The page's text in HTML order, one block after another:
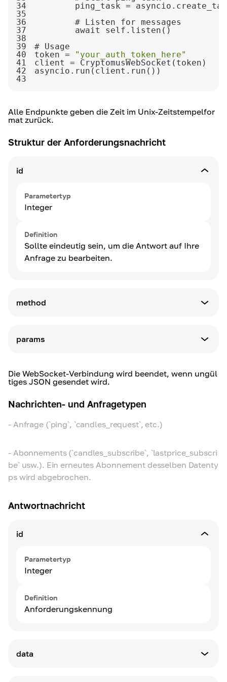
34
35
36
37
38
39
40
token =
"your_auth_token_here"
41
42
43
Alle Endpunkte geben die Zeit im Unix-Zeitstempelfor
mat zurück.
Struktur der Anforderungsnachricht
id
Parametertyp
Integer
Definition
Sollte eindeutig sein, um die Antwort auf Ihre
Anfrage zu bearbeiten.
method
Der Anfragename
params
Array
Übergeben Sie hier die Parameter für die
Methode.
Die WebSocket-Verbindung wird beendet, wenn ungül
tiges JSON gesendet wird.
Nachrichten- und Anfragetypen
- Anfrage (`ping`, `candles_request`, etc.)
- Abonnements (`candles_subscribe`, `lastprice_subscri
be` usw.). Ein erneutes Abonnement desselben Datenty
ps wird abgebrochen.
Antwortnachricht
id
Parametertyp
Integer
Definition
Anforderungskennung
data